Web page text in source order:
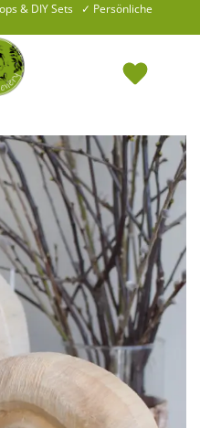
& DIY Sets ✓ Persönliche